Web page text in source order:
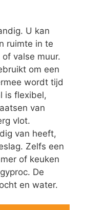
U kan
ruimte in te
valse muur.
om een
wordt tijd
is flexibel,
van
vlot.
van heeft,
Zelfs een
of keuken
De
en water.